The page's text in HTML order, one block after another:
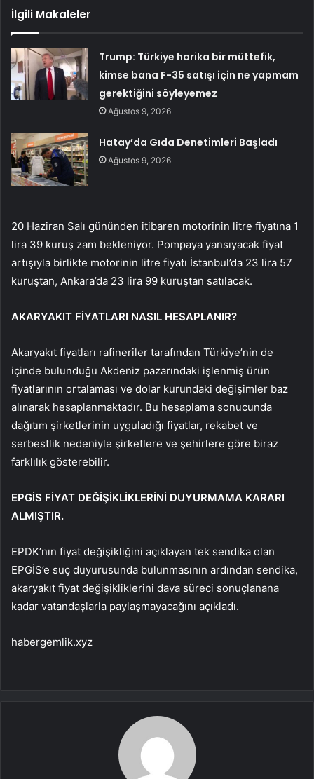
İlgili Makaleler
Trump: Türkiye harika bir müttefik,
kimse bana F-35 satışı için ne yapmam
gerektiğini söyleyemez
Ağustos 9, 2026
Hatay’da Gıda Denetimleri Başladı
Ağustos 9, 2026
20 Haziran Salı gününden itibaren motorinin litre fiyatına 1
lira 39 kuruş zam bekleniyor. Pompaya yansıyacak fiyat
artışıyla birlikte motorinin litre fiyatı İstanbul’da 23 lira 57
kuruştan, Ankara’da 23 lira 99 kuruştan satılacak.
AKARYAKIT FİYATLARI NASIL HESAPLANIR?
Akaryakıt fiyatları rafineriler tarafından Türkiye’nin de
içinde bulunduğu Akdeniz pazarındaki işlenmiş ürün
fiyatlarının ortalaması ve dolar kurundaki değişimler baz
alınarak hesaplanmaktadır. Bu hesaplama sonucunda
dağıtım şirketlerinin uyguladığı fiyatlar, rekabet ve
serbestlik nedeniyle şirketlere ve şehirlere göre biraz
farklılık gösterebilir.
EPGİS FİYAT DEĞİŞİKLİKLERİNİ DUYURMAMA KARARI
ALMIŞTIR.
EPDK’nın fiyat değişikliğini açıklayan tek sendika olan
EPGİS’e suç duyurusunda bulunmasının ardından sendika,
akaryakıt fiyat değişikliklerini dava süreci sonuçlanana
kadar vatandaşlarla paylaşmayacağını açıkladı.
habergemlik.xyz